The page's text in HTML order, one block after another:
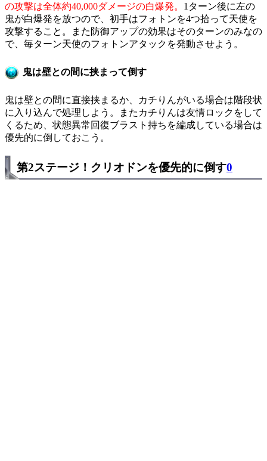
の攻撃は全体約40,000ダメージの白爆発。 1ターン後に左の
鬼が白爆発を放つので、初手はフォトンを4つ拾って天使を
攻撃すること。また防御アップの効果はそのターンのみなの
で、毎ターン天使のフォトンアタックを発動させよう。
鬼は壁との間に挟まって倒す
鬼は壁との間に直接挟まるか、カチりんがいる場合は階段状
に入り込んで処理しよう。またカチりんは友情ロックをして
くるため、状態異常回復ブラスト持ちを編成している場合は
優先的に倒しておこう。
第2ステージ！クリオドンを優先的に倒す0